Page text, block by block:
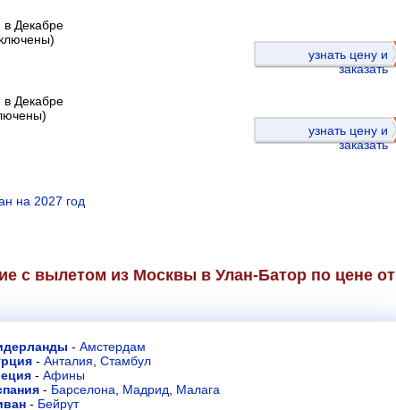
в Декабре
узнать цену и
заказать
в Декабре
узнать цену и
заказать
на 2027 год
с вылетом из Москвы в Улан-Батор по цене от
- Амстердам
- Анталия Стамбул
- Афины
- Барселона Мадрид
Малага
- Бейрут